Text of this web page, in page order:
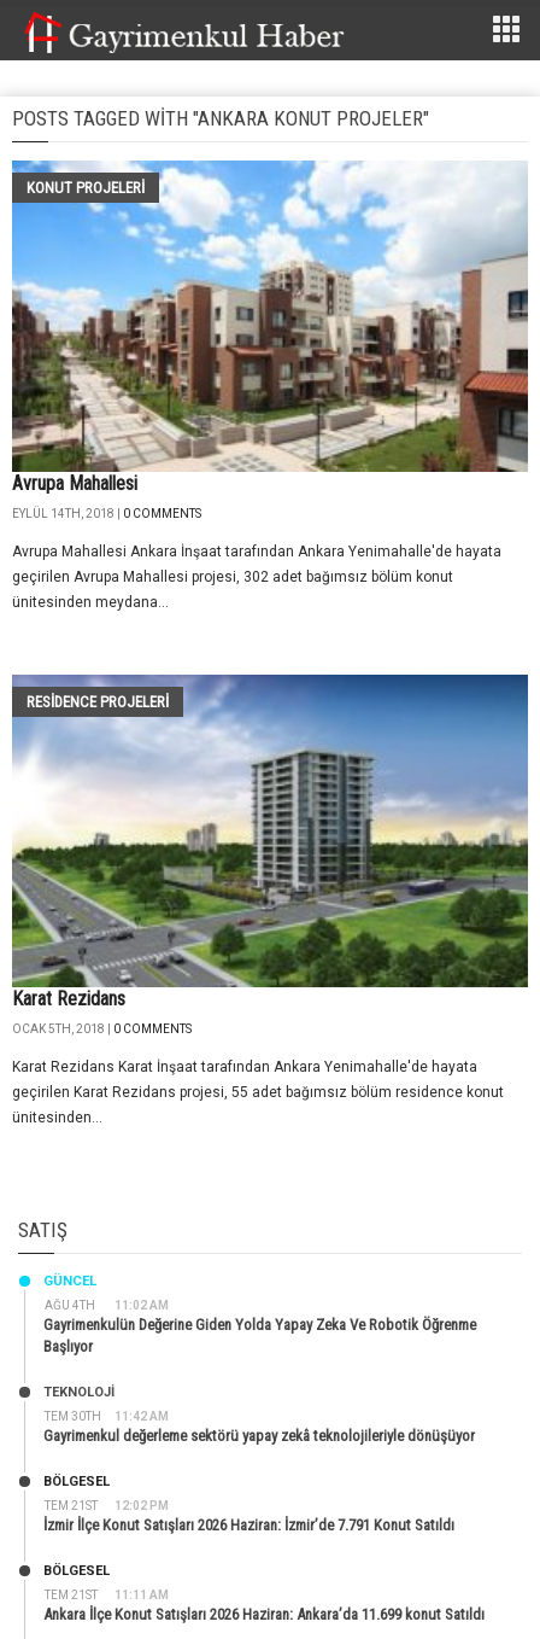
POSTS TAGGED WITH "ANKARA KONUT PROJELER"
KONUT PROJELERI
Avrupa Mahallesi
EYLÜL 14TH, 2018 | 0 COMMENTS
Avrupa Mahallesi Ankara İnşaat tarafından Ankara Yenimahalle'de hayata
geçirilen Avrupa Mahallesi projesi, 302 adet bağımsız bölüm konut
ünitesinden meydana...
RESIDENCE PROJELERI
Karat Rezidans
OCAK 5TH, 2018 | 0 COMMENTS
Karat Rezidans Karat İnşaat tarafından Ankara Yenimahalle'de hayata
geçirilen Karat Rezidans projesi, 55 adet bağımsız bölüm residence konut
ünitesinden...
SATIŞ
AĞU 4TH 11:02 AM
GÜNCEL
Gayrimenkulün Değerine Giden Yolda Yapay Zeka Ve Robotik Öğrenme
Başlıyor
TEM 30TH 11:42 AM
TEKNOLOJİ
Gayrimenkul değerleme sektörü yapay zekâ teknolojileriyle dönüşüyor
TEM 21ST 12:02 PM
BÖLGESEL
İzmir İlçe Konut Satışları 2026 Haziran: İzmir’de 7.791 Konut Satıldı
TEM 21ST 11:11 AM
BÖLGESEL
Ankara İlçe Konut Satışları 2026 Haziran: Ankara’da 11.699 konut Satıldı